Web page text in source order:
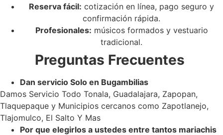
Reserva fácil: cotización en línea, pago seguro y
confirmación rápida.
Profesionales: músicos formados y vestuario
tradicional.
Preguntas Frecuentes
Dan servicio Solo en Bugambilias
Damos Servicio Todo Tonala, Guadalajara, Zapopan,
Tlaquepaque y Municipios cercanos como Zapotlanejo,
Tlajomulco, El Salto Y Mas
Por que elegirlos a ustedes entre tantos mariachis